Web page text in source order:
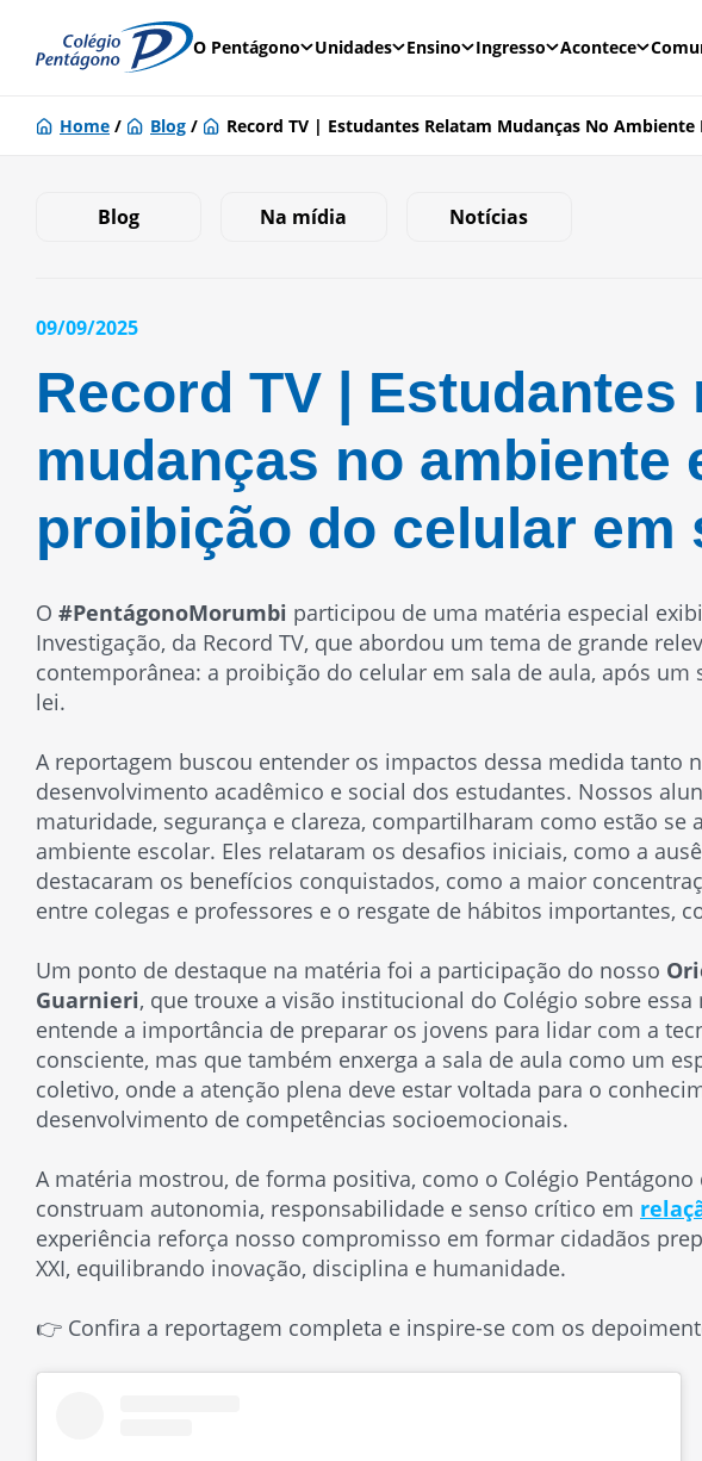
O Pentágono Unidades Ensino Ingresso Acontece
Home / Blog / Record TV | Estudantes Relatam Mudanças No
Blog Na mídia Notícias
09/09/2025
Record TV | Estudantes
mudanças no ambiente
proibição do celular em
O #PentágonoMorumbi participou de uma matéria especial
Investigação, da Record TV, que abordou um tema de grande
contemporânea: a proibição do celular em sala de aula, após
lei.
A reportagem buscou entender os impactos dessa medida tanto
desenvolvimento acadêmico e social dos estudantes. Nossos
maturidade, segurança e clareza, compartilharam como estão
ambiente escolar. Eles relataram os desafios iniciais, como a
destacaram os benefícios conquistados, como a maior
entre colegas e professores e o resgate de hábitos importantes,
Um ponto de destaque na matéria foi a participação do nosso
Guarnieri, que trouxe a visão institucional do Colégio sobre
entende a importância de preparar os jovens para lidar com a
consciente, mas que também enxerga a sala de aula como um
coletivo, onde a atenção plena deve estar voltada para o
desenvolvimento de competências socioemocionais.
A matéria mostrou, de forma positiva, como o Colégio
construam autonomia, responsabilidade e senso crítico em
experiência reforça nosso compromisso em formar cidadãos
XXI, equilibrando inovação, disciplina e humanidade.
👉 Confira a reportagem completa e inspire-se com os